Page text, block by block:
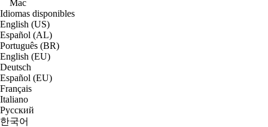
Mac
Idiomas disponibles
English (US)
Español (AL)
Português (BR)
English (EU)
Deutsch
Español (EU)
Français
Italiano
Русский
한국어